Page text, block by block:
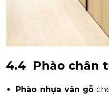
4.4 Phào chân
Phào nhựa vân gỗ